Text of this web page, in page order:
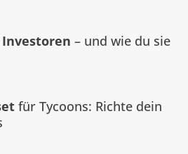
– und wie du sie
für Tycoons: Richte dein